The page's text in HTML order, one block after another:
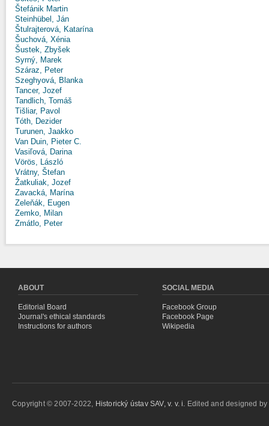
Štefánik Martin
Steinhübel, Ján
Štulrajterová, Katarína
Šuchová, Xénia
Šustek, Zbyšek
Syrný, Marek
Száraz, Peter
Szeghyová, Blanka
Tancer, Jozef
Tandlich, Tomáš
Tišliar, Pavol
Tóth, Dezider
Turunen, Jaakko
Van Duin, Pieter C.
Vasiľová, Darina
Vörös, László
Vrátny, Štefan
Žatkuliak, Jozef
Zavacká, Marína
Zeleňák, Eugen
Zemko, Milan
Zmátlo, Peter
ABOUT
Editorial Board
Journal's ethical standards
Instructions for authors
SOCIAL MEDIA
Facebook Group
Facebook Page
Wikipedia
Copyright © 2007-2022, Historický ústav SAV, v. v. i. Edited and designed by